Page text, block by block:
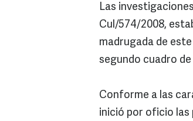
Las
Cul/574/2008,
madrugada de
segundo cuadro
Conforme a las
inició por oficio las